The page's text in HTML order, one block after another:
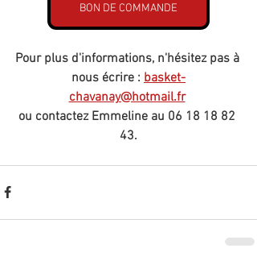
BON DE COMMANDE
Pour plus d'informations, n'hésitez pas à
nous écrire : basket-
chavanay@hotmail.fr
ou contactez Emmeline au 06 18 18 82
43.